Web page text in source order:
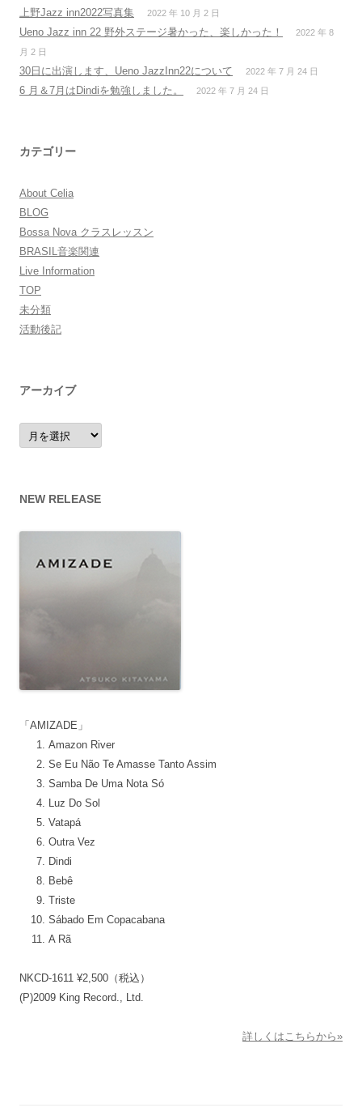
上野Jazz inn2022写真集 2022 年 10 月 2 日
Ueno Jazz inn 22 野外ステージ暑かった、楽しかった！
2022 年 8
月 2 日
30日に出演します、Ueno JazzInn22について 2022 年 7 月 24 日
6 月＆7月はDindiを勉強しました。 2022 年 7 月 24 日
カテゴリー
About Celia
BLOG
Bossa Nova クラスレッスン
BRASIL音楽関連
Live Information
TOP
未分類
活動後記
アーカイブ
ア
ー
NEW RELEASE
「AMIZADE」
Amazon River
Se Eu Não Te Amasse Tanto Assim
Samba De Uma Nota Só
Luz Do Sol
Vatapá
Outra Vez
Dindi
Bebê
Triste
Sábado Em Copacabana
A Rã
NKCD-1611 ¥2,500（税込）
(P)2009 King Record., Ltd.
詳しくはこちらから»